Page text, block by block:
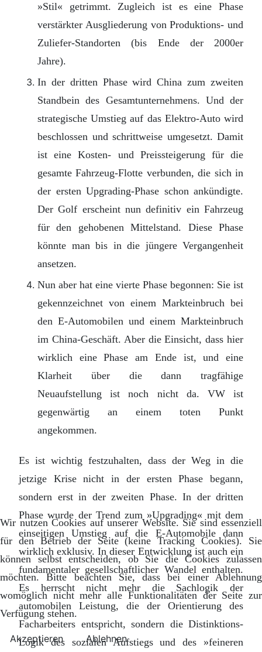
»Stil« getrimmt. Zugleich ist es eine Phase
verstärkter Ausgliederung von Produktions- und
Zuliefer-Standorten (bis Ende der 2000er
Jahre).
In der dritten Phase wird China zum zweiten
Standbein des Gesamtunternehmens. Und der
strategische Umstieg auf das Elektro-Auto wird
beschlossen und schrittweise umgesetzt. Damit
ist eine Kosten- und Preissteigerung für die
gesamte Fahrzeug-Flotte verbunden, die sich in
der ersten Upgrading-Phase schon ankündigte.
Der Golf erscheint nun definitiv ein Fahrzeug
für den gehobenen Mittelstand. Diese Phase
könnte man bis in die jüngere Vergangenheit
ansetzen.
Nun aber hat eine vierte Phase begonnen: Sie ist
gekennzeichnet von einem Markteinbruch bei
den E-Automobilen und einem Markteinbruch
im China-Geschäft. Aber die Einsicht, dass hier
wirklich eine Phase am Ende ist, und eine
Klarheit über die dann tragfähige
Neuaufstellung ist noch nicht da. VW ist
gegenwärtig an einem toten Punkt
angekommen.
Es ist wichtig festzuhalten, dass der Weg in die
jetzige Krise nicht in der ersten Phase begann,
sondern erst in der zweiten Phase. In der dritten
Phase wurde der Trend zum »Upgrading« mit dem
einseitigen Umstieg auf die E-Automobile dann
wirklich exklusiv. In dieser Entwicklung ist auch ein
fundamentaler gesellschaftlicher Wandel enthalten.
Es herrscht nicht mehr die Sachlogik der
automobilen Leistung, die der Orientierung des
Facharbeiters entspricht, sondern die Distinktions-
Logik des sozialen Aufstiegs und des »feineren
Wir nutzen Cookies auf unserer Website. Sie sind essenziell
für den Betrieb der Seite (keine Tracking Cookies). Sie
können selbst entscheiden, ob Sie die Cookies zulassen
möchten. Bitte beachten Sie, dass bei einer Ablehnung
womöglich nicht mehr alle Funktionalitäten der Seite zur
Verfügung stehen.
Akzeptieren Ablehnen